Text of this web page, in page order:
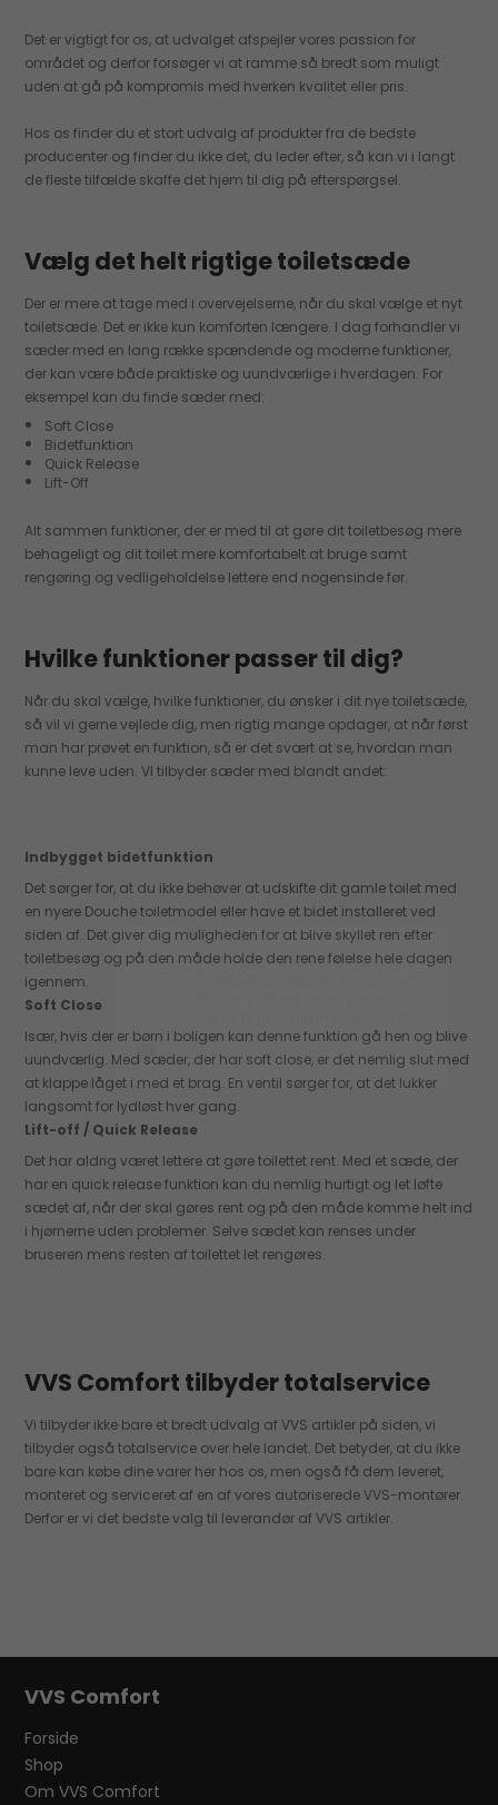
Det er vigtigt for os, at udvalget afspejler vores passion for
området og derfor forsøger vi at ramme så bredt som muligt
uden at gå på kompromis med hverken kvalitet eller pris.
Hos os finder du et stort udvalg af produkter fra de bedste
producenter og finder du ikke det, du leder efter, så kan vi i langt
de fleste tilfælde skaffe det hjem til dig på efterspørgsel.
Vælg det helt rigtige toiletsæde
Der er mere at tage med i overvejelserne, når du skal vælge et nyt
toiletsæde. Det er ikke kun komforten længere. I dag forhandler vi
sæder med en lang række spændende og moderne funktioner,
der kan være både praktiske og uundværlige i hverdagen. For
eksempel kan du finde sæder med:
Soft Close
Bidetfunktion
Quick Release
Lift-Off
Alt sammen funktioner, der er med til at gøre dit toiletbesøg mere
behageligt og dit toilet mere komfortabelt at bruge samt
rengøring og vedligeholdelse lettere end nogensinde før.
Hvilke funktioner passer til dig?
Når du skal vælge, hvilke funktioner, du ønsker i dit nye toiletsæde,
så vil vi gerne vejlede dig, men rigtig mange opdager, at når først
man har prøvet en funktion, så er det svært at se, hvordan man
kunne leve uden. VI tilbyder sæder med blandt andet:
Indbygget bidetfunktion
Det sørger for, at du ikke behøver at udskifte dit gamle toilet med
en nyere Douche toiletmodel eller have et bidet installeret ved
siden af. Det giver dig muligheden for at blive skyllet ren efter
toiletbesøg og på den måde holde den rene følelse hele dagen
igennem.
Soft Close
Især, hvis der er børn i boligen kan denne funktion gå hen og blive
uundværlig. Med sæder, der har soft close, er det nemlig slut med
at klappe låget i med et brag. En ventil sørger for, at det lukker
langsomt for lydløst hver gang.
Lift-off / Quick Release
Det har aldrig været lettere at gøre toilettet rent. Med et sæde, der
har en quick release funktion kan du nemlig hurtigt og let løfte
sædet af, når der skal gøres rent og på den måde komme helt ind
i hjørnerne uden problemer. Selve sædet kan renses under
bruseren mens resten af toilettet let rengøres.
VVS Comfort tilbyder totalservice
Vi tilbyder ikke bare et bredt udvalg af VVS artikler på siden, vi
tilbyder også totalservice over hele landet. Det betyder, at du ikke
bare kan købe dine varer her hos os, men også få dem leveret,
monteret og serviceret af en af vores autoriserede VVS-montører.
Derfor er vi det bedste valg til leverandør af VVS artikler.
VVS Comfort
Forside
Shop
Om VVS Comfort